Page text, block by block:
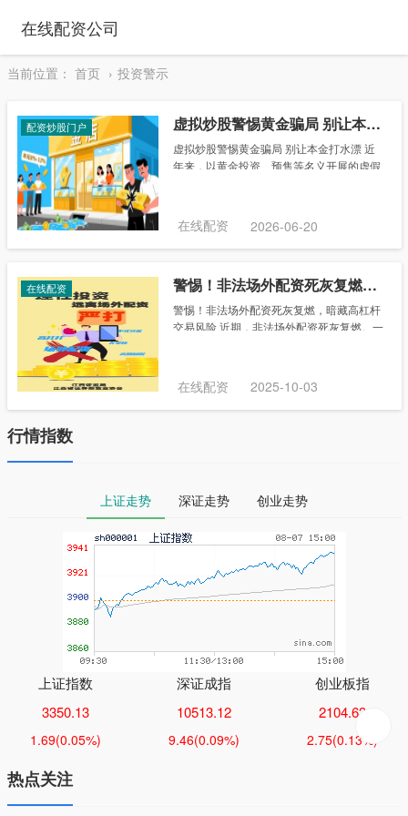
在线配资公司
当前位置： 首页 投资警示
配资炒股门户 虚拟炒股警惕黄金骗局 别让本金打水漂
虚拟炒股警惕黄金骗局 别让本金打水漂 近
年来，以黄金投资、预售等名义开展的虚假
民群众财产安全。为加强黄金市场风险警示
教育，维......
在线配资 2026-06-20
在线配资 警惕！非法场外配资死灰复燃，暗藏高杠杆交易风险
警惕！非法场外配资死灰复燃，暗藏高杠杆
交易风险 近期，非法场外配资死灰复燃。一
信、“撒网式”电话短信等方式招揽客户，称
能为投......
在线配资 2025-10-03
行情指数
上证走势 深证走势 创业走势
上证指数
3350.13
1.69(0.05%)
深证成指
10513.12
9.46(0.09%)
创业板指
2104.63
2.75(0.13%)
热点关注